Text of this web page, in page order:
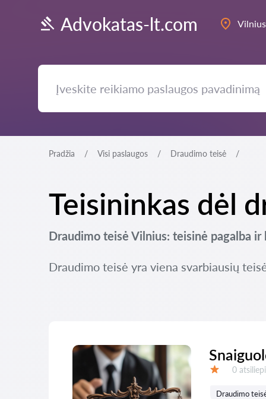
Advokatas-lt.com Vilnius
Pradžia Visi paslaugos Draudimo teisė
Teisininkas dėl
Draudimo teisė Vilnius: teisinė pagalba ir
Draudimo teisė yra viena svarbiausių
0
Draudimo